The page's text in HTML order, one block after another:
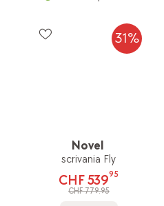
31%
Novel
scrivania Fly
CHF 53995
CHF 779.95